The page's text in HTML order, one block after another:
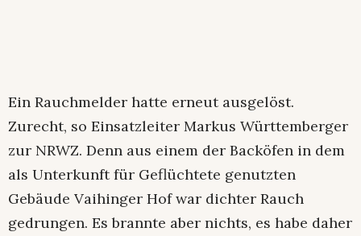
Ein Rauchmelder hatte erneut ausgelöst.
Zurecht, so Einsatzleiter Markus Württemberger
zur NRWZ. Denn aus einem der Backöfen in dem
als Unterkunft für Geflüchtete genutzten
Gebäude Vaihinger Hof war dichter Rauch
gedrungen. Es brannte aber nichts, es habe daher